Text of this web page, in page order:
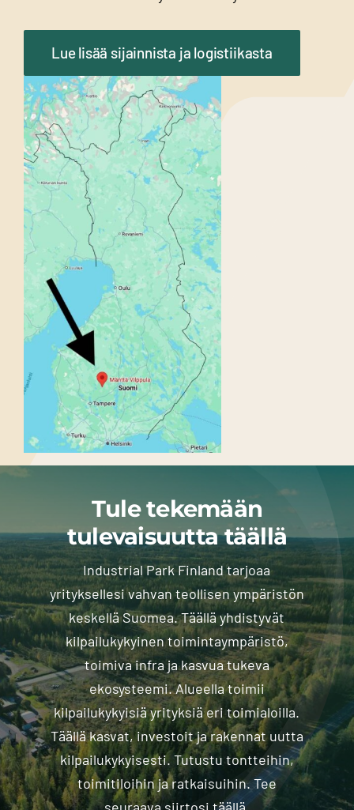
Lue lisää sijainnista ja logistiikasta
Tule tekemään
tulevaisuutta täällä
Industrial Park Finland tarjoaa
yrityksellesi vahvan teollisen ympäristön
keskellä Suomea. Täällä yhdistyvät
kilpailukykyinen toimintaympäristö,
toimiva infra ja kasvua tukeva
ekosysteemi. Alueella toimii
kilpailukykyisiä yrityksiä eri toimialoilla.
Täällä kasvat, investoit ja rakennat uutta
kilpailukykyisesti. Tutustu tontteihin,
toimitiloihin ja ratkaisuihin. Tee